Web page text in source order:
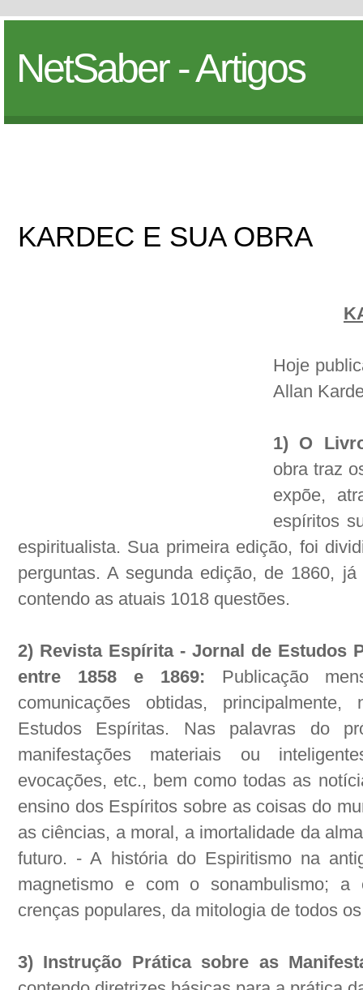
NetSaber - Artigos
KARDEC E SUA OBRA
Hoje
Allan
1) O
obra traz
expõe,
espíritos
espiritualista. Sua primeira edição, foi
perguntas. A segunda edição, de 1860,
contendo as atuais 1018 questões.
2) Revista Espírita - Jornal de Estudos
entre 1858 e 1869: Publicação
comunicações obtidas,
Estudos Espíritas. Nas palavras do
manifestações materiais ou
evocações, etc., bem como todas as
ensino dos Espíritos sobre as coisas do
as ciências, a moral, a imortalidade da
futuro. - A história do Espiritismo na
magnetismo e com o sonambulismo;
crenças populares, da mitologia de todos
3) Instrução Prática sobre as